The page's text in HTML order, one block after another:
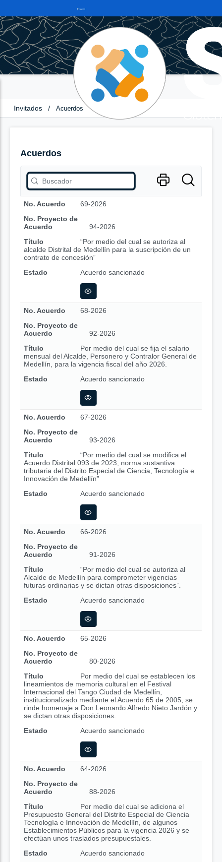
Invitados / Acuerdos
Acuerdos
No. Acuerdo
69-2026
No. Proyecto de
Acuerdo
94-2026
Título
“Por medio del cual se autoriza al
alcalde Distrital de Medellín para la suscripción de un
contrato de concesión”
Estado
Acuerdo sancionado
No. Acuerdo
68-2026
No. Proyecto de
Acuerdo
92-2026
Título
Por medio del cual se fija el salario
mensual del Alcalde, Personero y Contralor General de
Medellín, para la vigencia fiscal del año 2026.
Estado
Acuerdo sancionado
No. Acuerdo
67-2026
No. Proyecto de
Acuerdo
93-2026
Título
“Por medio del cual se modifica el
Acuerdo Distrital 093 de 2023, norma sustantiva
tributaria del Distrito Especial de Ciencia, Tecnología e
Innovación de Medellín”
Estado
Acuerdo sancionado
No. Acuerdo
66-2026
No. Proyecto de
Acuerdo
91-2026
Título
“Por medio del cual se autoriza al
Alcalde de Medellín para comprometer vigencias
futuras ordinarias y se dictan otras disposiciones”.
Estado
Acuerdo sancionado
No. Acuerdo
65-2026
No. Proyecto de
Acuerdo
80-2026
Título
Por medio del cual se establecen los
lineamientos de memoria cultural en el Festival
Internacional del Tango Ciudad de Medellín,
institucionalizado mediante el Acuerdo 65 de 2005, se
rinde homenaje a Don Leonardo Alfredo Nieto Jardón y
se dictan otras disposiciones.
Estado
Acuerdo sancionado
No. Acuerdo
64-2026
No. Proyecto de
Acuerdo
88-2026
Título
Por medio del cual se adiciona el
Presupuesto General del Distrito Especial de Ciencia
Tecnología e Innovación de Medellín, de algunos
Establecimientos Públicos para la vigencia 2026 y se
efectúan unos traslados presupuestales.
Estado
Acuerdo sancionado